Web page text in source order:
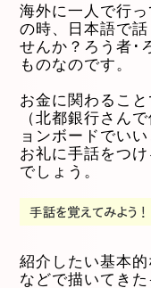
海外に一人で行
の時、日本語で
せんか？ろう者･
ものなのです。
お金に関わるこ
（北都銀行さん
ョンボードでい
お礼に手話をつ
でしょう。
紹介したい基本
などで描いてき